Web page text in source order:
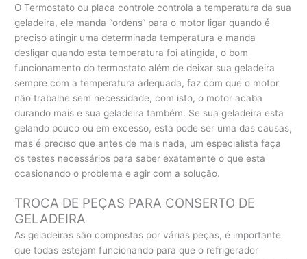
O Termostato ou placa controle controla a temperatura da sua
geladeira, ele manda “ordens“ para o motor ligar quando é
preciso atingir uma determinada temperatura e manda
desligar quando esta temperatura foi atingida, o bom
funcionamento do termostato além de deixar sua geladeira
sempre com a temperatura adequada, faz com que o motor
não trabalhe sem necessidade, com isto, o motor acaba
durando mais e sua geladeira também. Se sua geladeira esta
gelando pouco ou em excesso, esta pode ser uma das causas,
mas é preciso que antes de mais nada, um especialista faça
os testes necessários para saber exatamente o que esta
ocasionando o problema e agir com a solução.
TROCA DE PEÇAS PARA CONSERTO DE
GELADEIRA
As geladeiras são compostas por várias peças, é importante
que todas estejam funcionando para que o refrigerador